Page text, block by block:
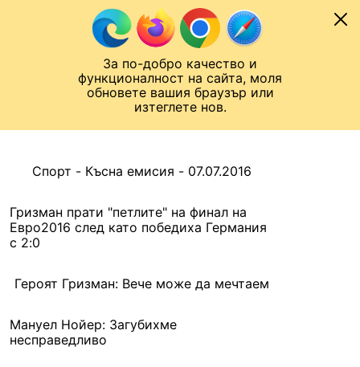
За по-добро качество и
функционалност на сайта, моля
обновете вашия браузър или
изтеглете нов.
Към съдържанието
Лига на Конференциите
Спорт - Късна емисия - 07.07.2016
Гризман прати "петлите" на финал на
Евро2016 след като победиха Германия
с 2:0
Героят Гризман: Вече може да мечтаем
Мануел Нойер: Загубихме
несправедливо